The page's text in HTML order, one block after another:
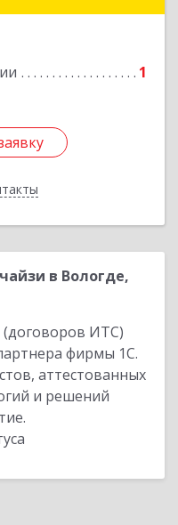
1
Подробнее
в Вологде,
(договоров ИТС)
фирмы 1С.
аттестованных
и решений